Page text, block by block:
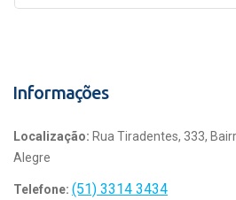
Informações
Localização: Rua Tiradentes, 333,
Alegre
Telefone: (51) 3314 3434